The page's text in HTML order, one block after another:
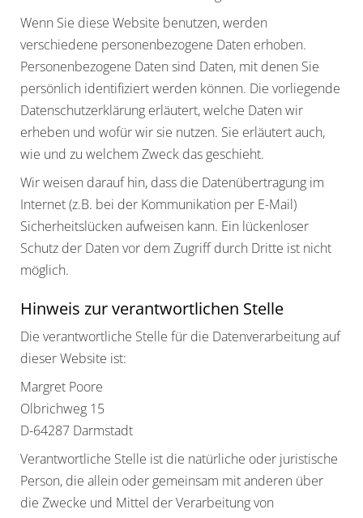
Wenn Sie diese Website benutzen, werden
verschiedene personenbezogene Daten erhoben.
Personenbezogene Daten sind Daten, mit denen Sie
persönlich identifiziert werden können. Die vorliegende
Datenschutzerklärung erläutert, welche Daten wir
erheben und wofür wir sie nutzen. Sie erläutert auch,
wie und zu welchem Zweck das geschieht.
Wir weisen darauf hin, dass die Datenübertragung im
Internet (z.B. bei der Kommunikation per E-Mail)
Sicherheitslücken aufweisen kann. Ein lückenloser
Schutz der Daten vor dem Zugriff durch Dritte ist nicht
möglich.
Hinweis zur verantwortlichen Stelle
Die verantwortliche Stelle für die Datenverarbeitung auf
dieser Website ist:
Margret Poore
Olbrichweg 15
D-64287 Darmstadt
Verantwortliche Stelle ist die natürliche oder juristische
Person, die allein oder gemeinsam mit anderen über
die Zwecke und Mittel der Verarbeitung von